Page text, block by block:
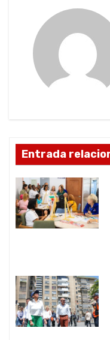
n
d
e
e
t
r
Entrada